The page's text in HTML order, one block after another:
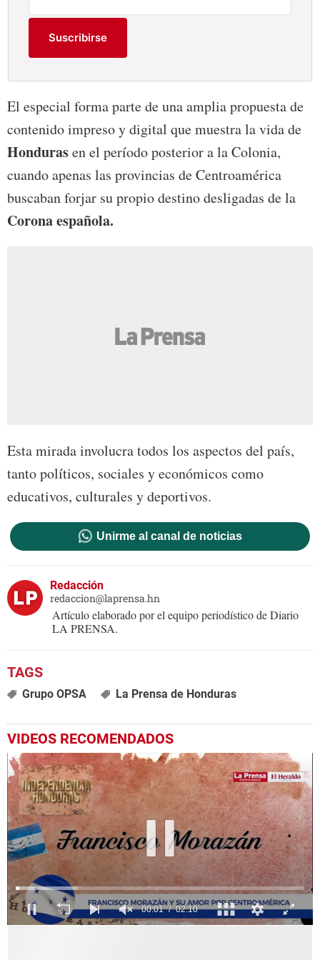
Suscribirse
El especial forma parte de una amplia propuesta de
contenido impreso y digital que muestra la vida de
Hondurasen el período posterior a la Colonia,
cuando apenas las provincias de Centroamérica
buscaban forjar su propio destino desligadas de la
Corona española.
Esta mirada involucra todos los aspectos del país,
tanto políticos, sociales y económicos como
educativos, culturales y deportivos.
Unirme al canal de noticias
Redacción
redaccion@laprensa.hn
Artículo elaborado por el equipo periodístico de Diario
LA PRENSA.
Grupo OPSA La Prensa de Honduras
VIDEOS RECOMENDADOS